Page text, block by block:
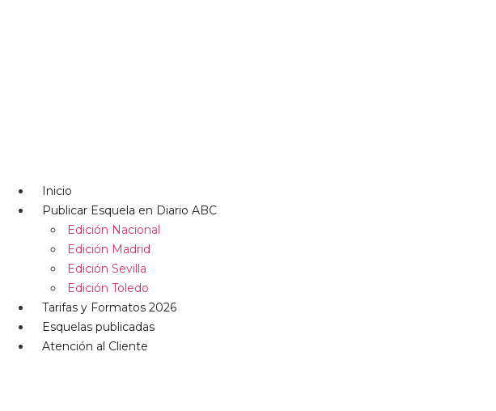
Inicio
Publicar Esquela en Diario ABC
Edición Nacional
Edición Madrid
Edición Sevilla
Edición Toledo
Tarifas y Formatos 2026
Esquelas publicadas
Atención al Cliente